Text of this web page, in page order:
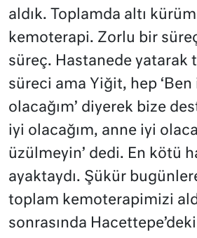
aldık. Toplamda altı
kemoterapi. Zorlu bir
süreç. Hastanede yatarak
süreci ama Yiğit, hep
olacağım’ diyerek bize
iyi olacağım, anne iyi
üzülmeyin’ dedi. En kötü
ayaktaydı. Şükür
toplam kemoterapimizi
sonrasında